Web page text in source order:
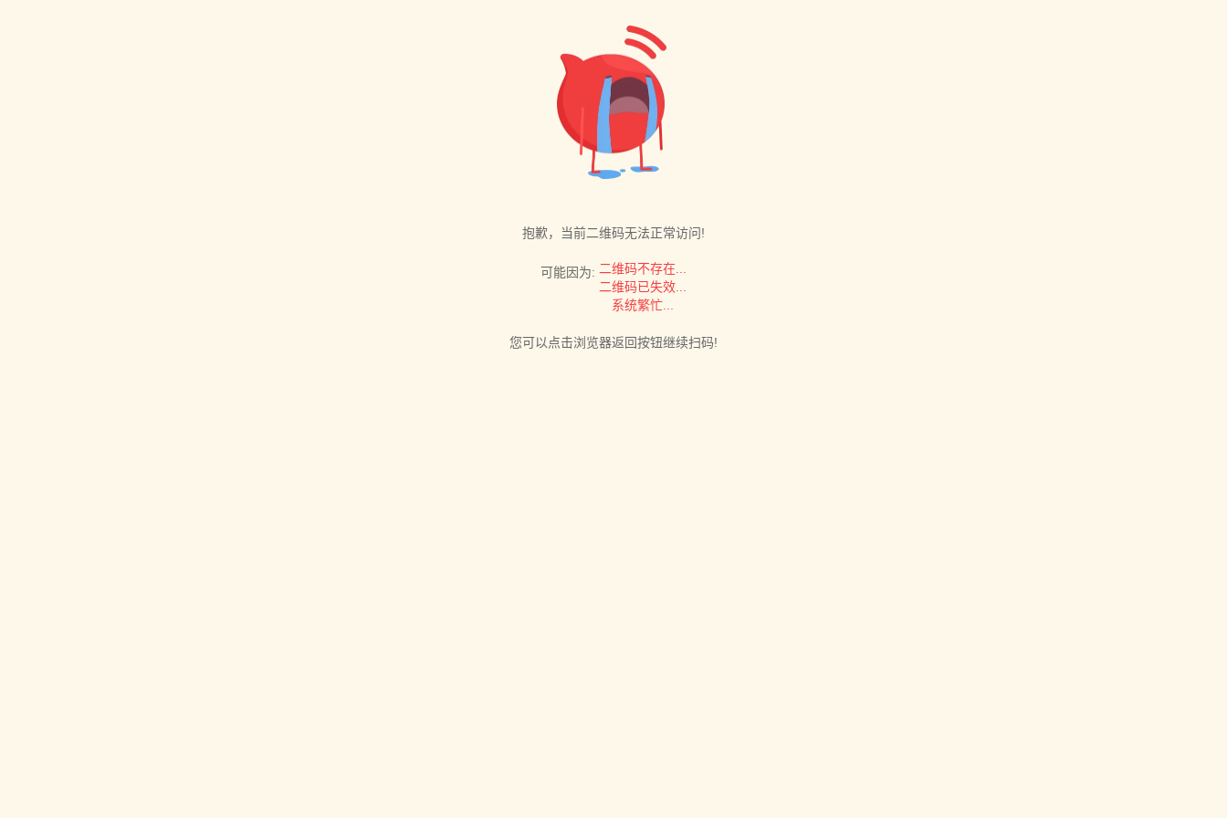
抱歉，当前二维码无法正常访问!
可能因为: 二维码不存在...
二维码已失效...
系统繁忙...
您可以点击浏览器返回按钮继续扫码!